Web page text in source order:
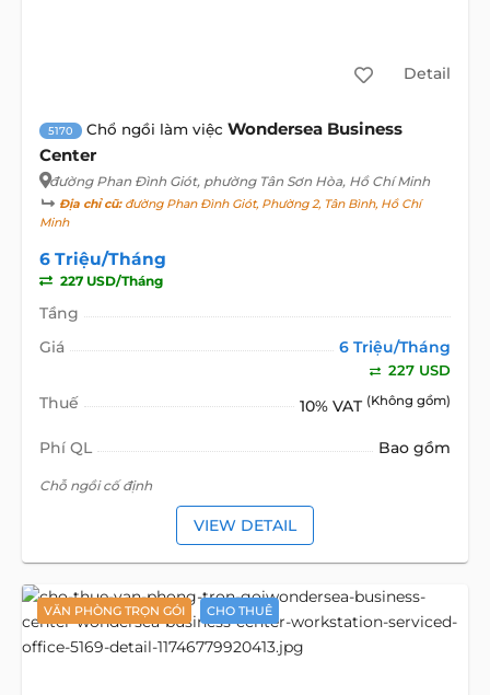
Detail
5170 Chổ ngồi làm việc Wondersea Business
Center
đường Phan Đình Giót, phường Tân Sơn Hòa, Hồ Chí Minh
Địa chỉ cũ:đường Phan Đình Giót, Phường 2, Tân Bình, Hồ Chí
Minh
6 Triệu/Tháng
227 USD/Tháng
Tầng
Giá
6 Triệu/Tháng
227 USD
Thuế 10% VAT (Không gồm)
Phí QL Bao gồm
Chỗ ngồi cố định
VIEW DETAIL
VĂN PHÒNG TRỌN GÓI CHO THUÊ